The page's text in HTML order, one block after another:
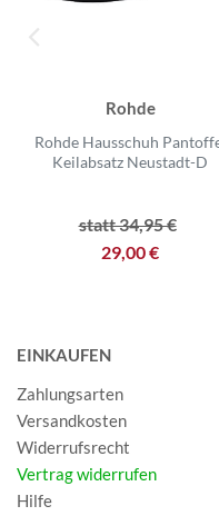
Rohde
Rohde Hausschuh
Keilabsatz Neustadt-D
statt 34,95 €
29,00 €
EINKAUFEN
Zahlungsarten
Versandkosten
Widerrufsrecht
Vertrag widerrufen
Hilfe